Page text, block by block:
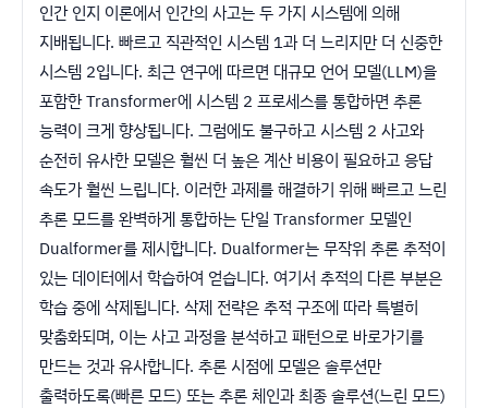
인간 인지 이론에서 인간의 사고는 두 가지 시스템에 의해
지배됩니다. 빠르고 직관적인 시스템 1과 더 느리지만 더 신중한
시스템 2입니다. 최근 연구에 따르면 대규모 언어 모델(LLM)을
포함한 Transformer에 시스템 2 프로세스를 통합하면 추론
능력이 크게 향상됩니다. 그럼에도 불구하고 시스템 2 사고와
순전히 유사한 모델은 훨씬 더 높은 계산 비용이 필요하고 응답
속도가 훨씬 느립니다. 이러한 과제를 해결하기 위해 빠르고 느린
추론 모드를 완벽하게 통합하는 단일 Transformer 모델인
Dualformer를 제시합니다. Dualformer는 무작위 추론 추적이
있는 데이터에서 학습하여 얻습니다. 여기서 추적의 다른 부분은
학습 중에 삭제됩니다. 삭제 전략은 추적 구조에 따라 특별히
맞춤화되며, 이는 사고 과정을 분석하고 패턴으로 바로가기를
만드는 것과 유사합니다. 추론 시점에 모델은 솔루션만
출력하도록(빠른 모드) 또는 추론 체인과 최종 솔루션(느린 모드)